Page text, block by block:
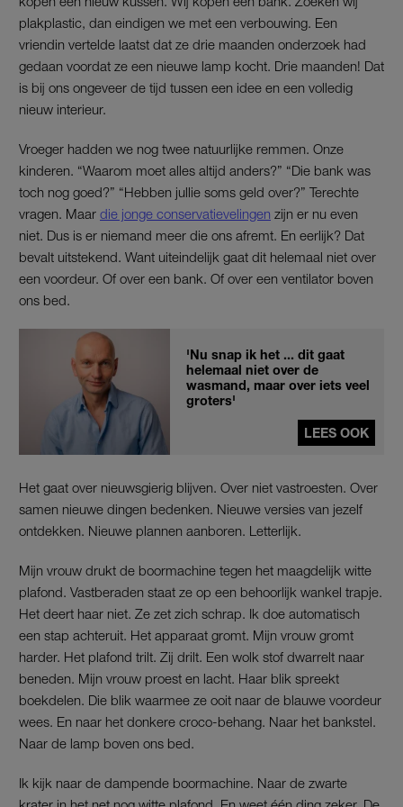
plakplastic, dan eindigen we met een verbouwing. Een
vriendin vertelde laatst dat ze drie maanden onderzoek had
gedaan voordat ze een nieuwe lamp kocht. Drie maanden! Dat
is bij ons ongeveer de tijd tussen een idee en een volledig
nieuw interieur.
Vroeger hadden we nog twee natuurlijke remmen. Onze
kinderen. “Waarom moet alles altijd anders?” “Die bank was
toch nog goed?” “Hebben jullie soms geld over?” Terechte
vragen. Maar die jonge conservatievelingen zijn er nu even
niet. Dus is er niemand meer die ons afremt. En eerlijk? Dat
bevalt uitstekend. Want uiteindelijk gaat dit helemaal niet over
een voordeur. Of over een bank. Of over een ventilator boven
ons bed.
'Nu snap ik het ... dit gaat
helemaal niet over de
wasmand, maar over iets veel
groters'
LEES OOK
Het gaat over nieuwsgierig blijven. Over niet vastroesten. Over
samen nieuwe dingen bedenken. Nieuwe versies van jezelf
ontdekken. Nieuwe plannen aanboren. Letterlijk.
Mijn vrouw drukt de boormachine tegen het maagdelijk witte
plafond. Vastberaden staat ze op een behoorlijk wankel trapje.
Het deert haar niet. Ze zet zich schrap. Ik doe automatisch
een stap achteruit. Het apparaat gromt. Mijn vrouw gromt
harder. Het plafond trilt. Zij drilt. Een wolk stof dwarrelt naar
beneden. Mijn vrouw proest en lacht. Haar blik spreekt
boekdelen. Die blik waarmee ze ooit naar de blauwe voordeur
wees. En naar het donkere croco-behang. Naar het bankstel.
Naar de lamp boven ons bed.
Ik kijk naar de dampende boormachine. Naar de zwarte